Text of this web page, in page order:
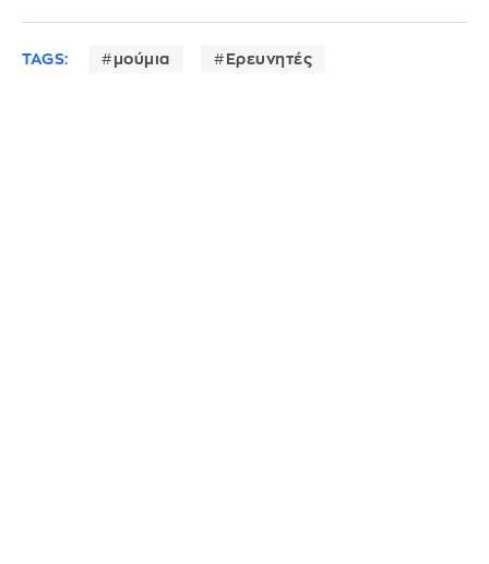
TAGS: μούμια Ερευνητές